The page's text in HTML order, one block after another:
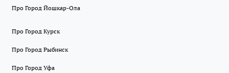
Про Город Йошкар-Ола
Про Город Курск
Про Город Рыбинск
Про Город Уфа